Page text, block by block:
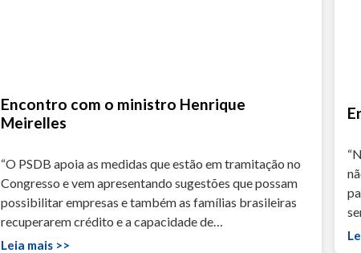
Encontro com o ministro Henrique
Meirelles
“O PSDB apoia as medidas que estão em tramitação no
Congresso e vem apresentando sugestões que possam
possibilitar empresas e também as famílias brasileiras
recuperarem crédito e a capacidade de…
Leia mais >>